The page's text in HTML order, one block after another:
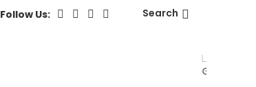
Follow Us: Search